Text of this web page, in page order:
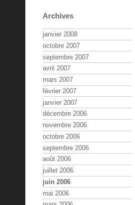
Archives
janvier 2008
octobre 2007
septembre 2007
avril 2007
mars 2007
février 2007
janvier 2007
décembre 2006
novembre 2006
octobre 2006
septembre 2006
août 2006
juillet 2006
juin 2006
mai 2006